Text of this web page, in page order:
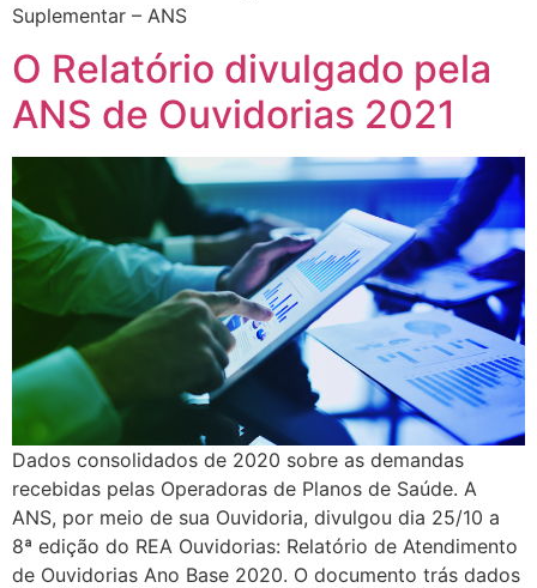
Suplementar – ANS
O Relatório divulgado pela
ANS de Ouvidorias 2021
Dados consolidados de 2020 sobre as demandas
recebidas pelas Operadoras de Planos de Saúde. A
ANS, por meio de sua Ouvidoria, divulgou dia 25/10 a
8ª edição do REA Ouvidorias: Relatório de Atendimento
de Ouvidorias Ano Base 2020. O documento trás dados